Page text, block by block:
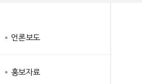
언론보도
홍보자료